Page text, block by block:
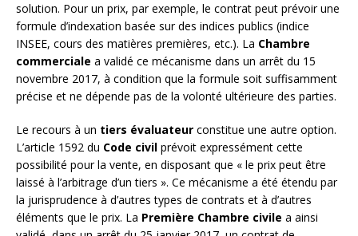
solution. Pour un prix, par exemple, le contrat peut prévoir une
formule d’indexation basée sur des indices publics (indice
INSEE, cours des matières premières, etc.). La Chambre
commerciale a validé ce mécanisme dans un arrêt du 15
novembre 2017, à condition que la formule soit suffisamment
précise et ne dépende pas de la volonté ultérieure des parties.
Le recours à un tiers évaluateur constitue une autre option.
L’article 1592 du Code civil prévoit expressément cette
possibilité pour la vente, en disposant que « le prix peut être
laissé à l’arbitrage d’un tiers ». Ce mécanisme a été étendu par
la jurisprudence à d’autres types de contrats et à d’autres
éléments que le prix. La Première Chambre civile a ainsi